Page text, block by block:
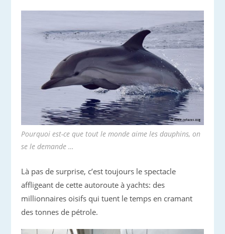
Pourquoi est-ce que tout le monde aime les dauphins, on
se le demande …
Là pas de surprise, c’est toujours le spectacle
affligeant de cette autoroute à yachts: des
millionnaires oisifs qui tuent le temps en cramant
des tonnes de pétrole.